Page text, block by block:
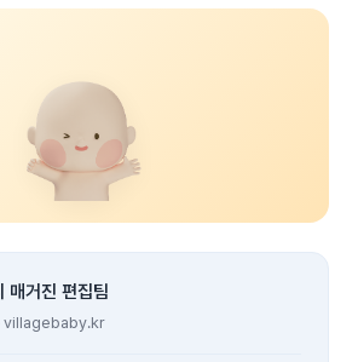
매거진 편집팀
villagebaby.kr